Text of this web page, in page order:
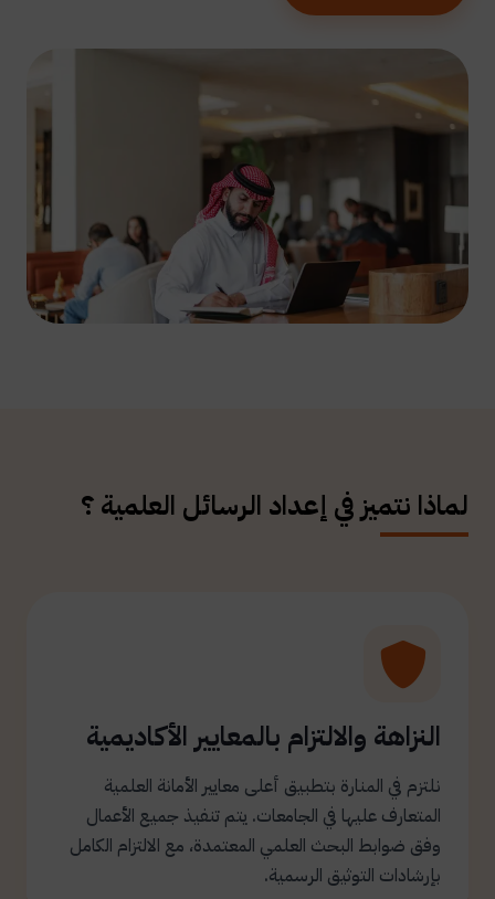
لماذا نتميز في إعداد الرسائل العلمية ؟
النزاهة والالتزام بالمعايير الأكاديمية
نلتزم في المنارة بتطبيق أعلى معايير الأمانة العلمية
المتعارف عليها في الجامعات. يتم تنفيذ جميع الأعمال
وفق ضوابط البحث العلمي المعتمدة، مع الالتزام الكامل
بإرشادات التوثيق الرسمية.